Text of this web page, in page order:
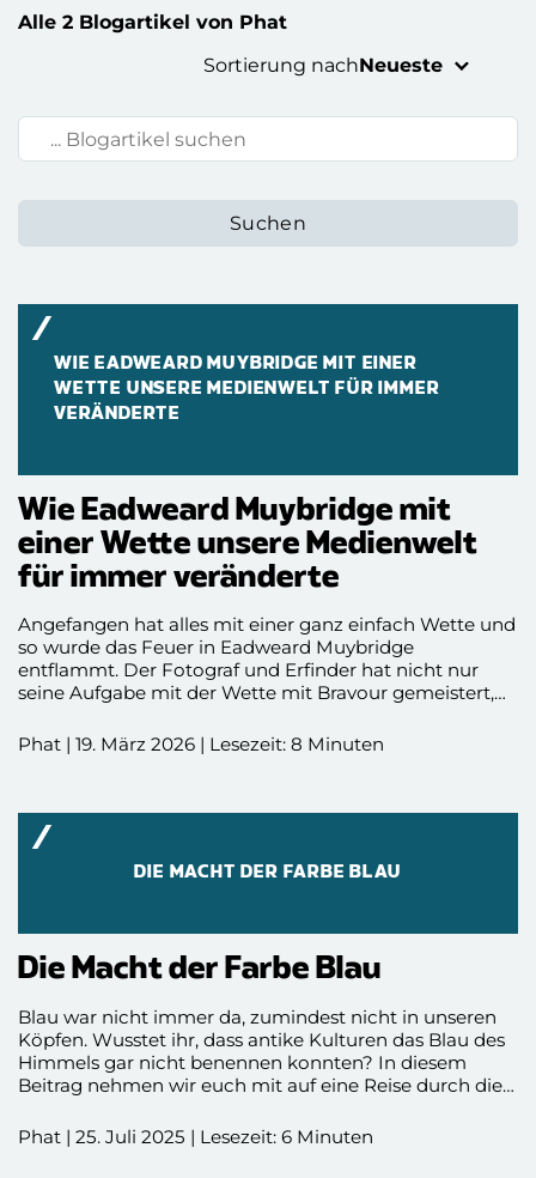
Alle 2 Blogartikel von Phat
Blogartikel suchen:
Sortierung nachNeueste
WIE EADWEARD MUYBRIDGE MIT EINER
WETTE UNSERE MEDIENWELT FÜR IMMER
VERÄNDERTE
Wie Eadweard Muybridge mit
einer Wette unsere Medienwelt
für immer veränderte
Angefangen hat alles mit einer ganz einfach Wette und
so wurde das Feuer in Eadweard Muybridge
entflammt. Der Fotograf und Erfinder hat nicht nur
seine Aufgabe mit der Wette mit Bravour gemeistert,
seiner Entdeckung für immer verändert. Seine
Erfindung sollte die Welt bewegen und ist quasi der
Phat | 19. März 2026 | Lesezeit: 8 Minuten
DIE MACHT DER FARBE BLAU
Die Macht der Farbe Blau
Blau war nicht immer da, zumindest nicht in unseren
Köpfen. Wusstet ihr, dass antike Kulturen das Blau des
Himmels gar nicht benennen konnten? In diesem
Beitrag nehmen wir euch mit auf eine Reise durch die
in Mode, Marken und Medien. Ihr erfahrt, warum Blau
erst spät in unsere Sprache kam, wie es zum Symbol für
Phat | 25. Juli 2025 | Lesezeit: 6 Minuten